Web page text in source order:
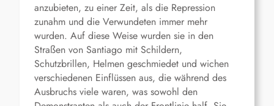
anzubieten, zu einer Zeit, als die Repression
zunahm und die Verwundeten immer mehr
wurden. Auf diese Weise wurden sie in den
Straßen von Santiago mit Schildern,
Schutzbrillen, Helmen geschmiedet und wichen
verschiedenen Einflüssen aus, die während des
Ausbruchs viele waren, was sowohl den